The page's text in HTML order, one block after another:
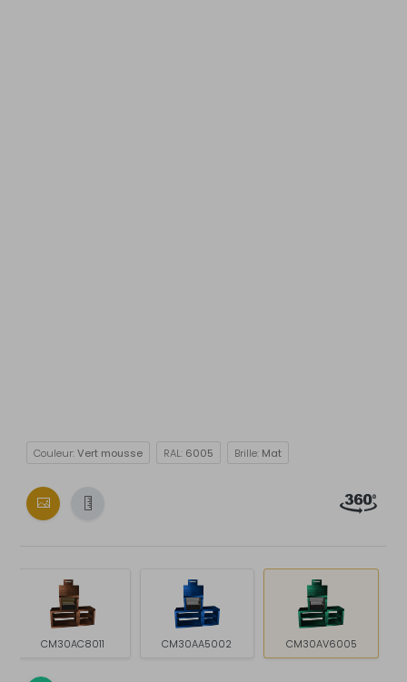
Couleur:Vert mousse RAL: 6005 Brille: Mat
CM30AC8011 CM30AA5002 CM30AV6005